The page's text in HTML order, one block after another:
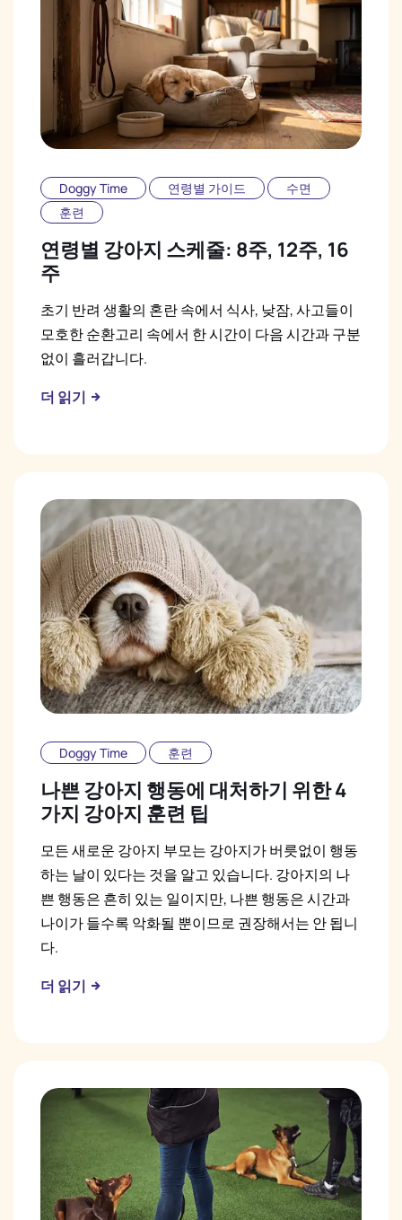
Doggy Time 연령별 가이드
수면
훈련
연령별 강아지 스케줄: 8주, 12주, 16
주
초기 반려 생활의 혼란 속에서 식사, 낮잠, 사고들이
모호한 순환고리 속에서 한 시간이 다음 시간과 구분
없이 흘러갑니다.
더 읽기
Doggy Time 훈련
나쁜 강아지 행동에 대처하기 위한 4
가지 강아지 훈련 팁
모든 새로운 강아지 부모는 강아지가 버릇없이 행동
하는 날이 있다는 것을 알고 있습니다. 강아지의 나
쁜 행동은 흔히 있는 일이지만, 나쁜 행동은 시간과
나이가 들수록 악화될 뿐이므로 권장해서는 안 됩니
다.
더 읽기